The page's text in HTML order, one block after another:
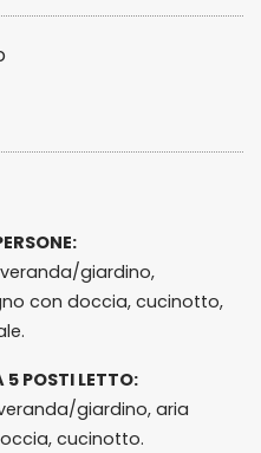
giardino,
con doccia, cucinotto,
5 POSTI LETTO:
giardino, aria
cucinotto.